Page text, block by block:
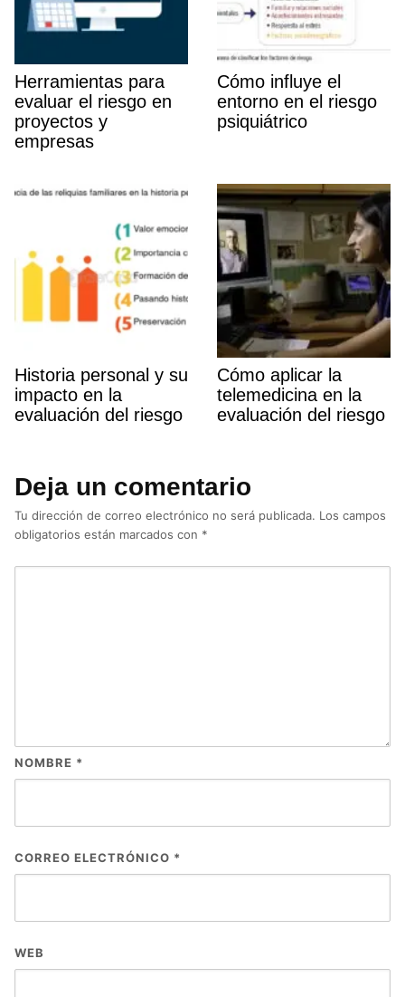
Herramientas para
evaluar el riesgo en
proyectos y
empresas
Cómo influye el
entorno en el riesgo
psiquiátrico
Historia personal y su
impacto en la
evaluación del riesgo
Cómo aplicar la
telemedicina en la
evaluación del riesgo
Deja un comentario
Tu dirección de correo electrónico no será publicada. Los campos
obligatorios están marcados con *
NOMBRE *
CORREO ELECTRÓNICO *
WEB